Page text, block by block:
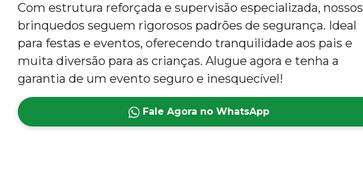
Com estrutura reforçada e supervisão especializada, nossos
brinquedos seguem rigorosos padrões de segurança. Ideal
para festas e eventos, oferecendo tranquilidade aos pais e
muita diversão para as crianças. Alugue agora e tenha a
garantia de um evento seguro e inesquecível!
Fale Agora no WhatsApp